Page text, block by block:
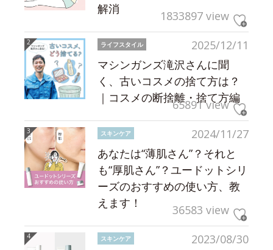
解消
1833897 view
2025/12/11
ライフスタイル
マシンガンズ滝沢さんに聞
く、古いコスメの捨て方は？
｜コスメの断捨離・捨て方編
65891 view
2024/11/27
スキンケア
あなたは“薄肌さん”？それと
も“厚肌さん”？ユードットシリ
ーズのおすすめの使い方、教
えます！
36583 view
2023/08/30
スキンケア